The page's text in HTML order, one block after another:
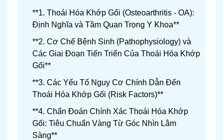
**1. Thoái Hóa Khớp Gối (Osteoarthritis - OA):
Định Nghĩa và Tầm Quan Trọng Y Khoa**
**2. Cơ Chế Bệnh Sinh (Pathophysiology) và
Các Giai Đoạn Tiến Triển Của Thoái Hóa Khớp
Gối**
**3. Các Yếu Tố Nguy Cơ Chính Dẫn Đến
Thoái Hóa Khớp Gối (Risk Factors)**
**4. Chẩn Đoán Chính Xác Thoái Hóa Khớp
Gối: Tiêu Chuẩn Vàng Từ Góc Nhìn Lâm
Sàng**